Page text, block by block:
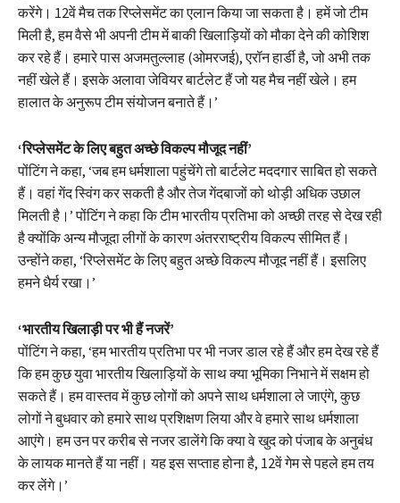
करेंगे। 12वें मैच तक रिप्लेसमेंट का एलान किया जा सकता है। हमें जो टीम
मिली है, हम वैसे भी अपनी टीम में बाकी खिलाड़ियों को मौका देने की कोशिश
कर रहे हैं। हमारे पास अजमतुल्लाह (ओमरजई), एरॉन हार्डी है, जो अभी तक
नहीं खेले हैं। इसके अलावा जेवियर बार्टलेट हैं जो यह मैच नहीं खेले। हम
हालात के अनुरूप टीम संयोजन बनाते हैं।’
‘रिप्लेसमेंट के लिए बहुत अच्छे विकल्प मौजूद नहीं’
पोंटिंग ने कहा, ‘जब हम धर्मशाला पहुंचेंगे तो बार्टलेट मददगार साबित हो सकते
हैं। वहां गेंद स्विंग कर सकती है और तेज गेंदबाजों को थोड़ी अधिक उछाल
मिलती है।’ पोंटिंग ने कहा कि टीम भारतीय प्रतिभा को अच्छी तरह से देख रही
है क्योंकि अन्य मौजूदा लीगों के कारण अंतरराष्ट्रीय विकल्प सीमित हैं।
उन्होंने कहा, ‘रिप्लेसमेंट के लिए बहुत अच्छे विकल्प मौजूद नहीं हैं। इसलिए
हमने धैर्य रखा।’
‘भारतीय खिलाड़ी पर भी हैं नजरें’
पोंटिंग ने कहा, ‘हम भारतीय प्रतिभा पर भी नजर डाल रहे हैं और हम देख रहे हैं
कि हम कुछ युवा भारतीय खिलाड़ियों के साथ क्या भूमिका निभाने में सक्षम हो
सकते हैं। हम वास्तव में कुछ लोगों को अपने साथ धर्मशाला ले जाएंगे, कुछ
लोगों ने बुधवार को हमारे साथ प्रशिक्षण लिया और वे हमारे साथ धर्मशाला
आएंगे। हम उन पर करीब से नजर डालेंगे कि क्या वे खुद को पंजाब के अनुबंध
के लायक मानते हैं या नहीं। यह इस सप्ताह होना है, 12वें गेम से पहले हम तय
कर लेंगे।’